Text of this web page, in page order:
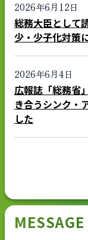
2026年6月12日
総務大臣として
少・少子化対策
2026年6月4日
広報誌「総務省
き合うシンク・
した
MESSAGE